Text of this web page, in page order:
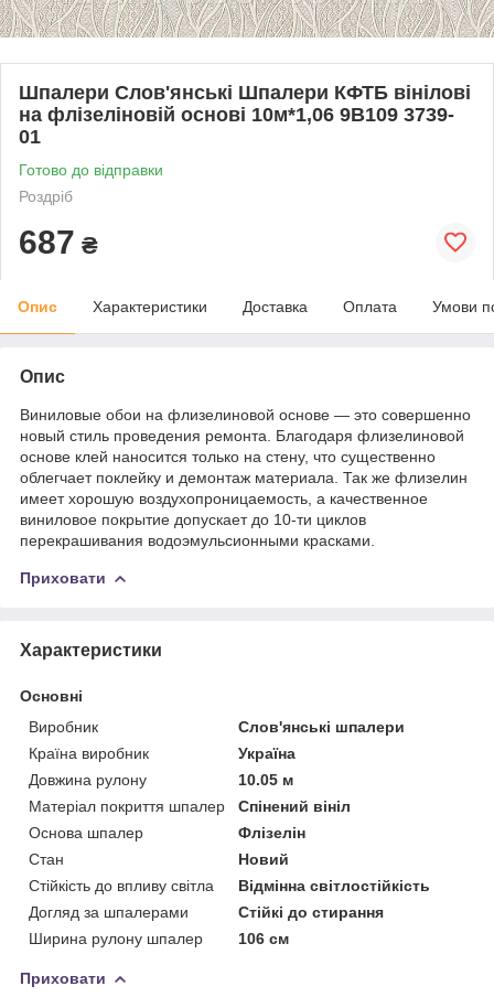
Шпалери Слов'янські Шпалери КФТБ вінілові
на флізеліновій основі 10м*1,06 9В109 3739-
01
Готово до відправки
Роздріб
687 ₴
Опис Характеристики Доставка Оплата Умови
Опис
Виниловые обои на флизелиновой основе — это совершенно
новый стиль проведения ремонта. Благодаря флизелиновой
основе клей наносится только на стену, что существенно
облегчает поклейку и демонтаж материала. Так же флизелин
имеет хорошую воздухопроницаемость, а качественное
виниловое покрытие допускает до 10-ти циклов
перекрашивания водоэмульсионными красками.
Приховати
Характеристики
Основні
Виробник
Слов'янські шпалери
Країна виробник
Україна
Довжина рулону
10.05 м
Матеріал покриття шпалер
Спінений вініл
Основа шпалер
Флізелін
Стан
Новий
Стійкість до впливу світла
Відмінна світлостійкість
Догляд за шпалерами
Стійкі до стирання
Ширина рулону шпалер
106 см
Приховати